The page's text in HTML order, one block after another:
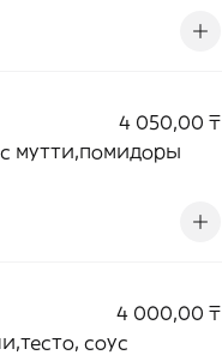
4 050,00 ₸
мутти,помидоры
4 000,00 ₸
соус